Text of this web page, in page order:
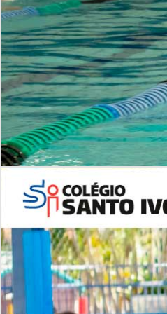
Período Integral | Saiba mais
INSTITUCIONAL
Lista